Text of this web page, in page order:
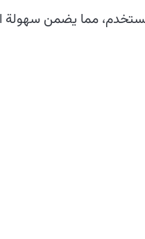
مما يضمن سهولة